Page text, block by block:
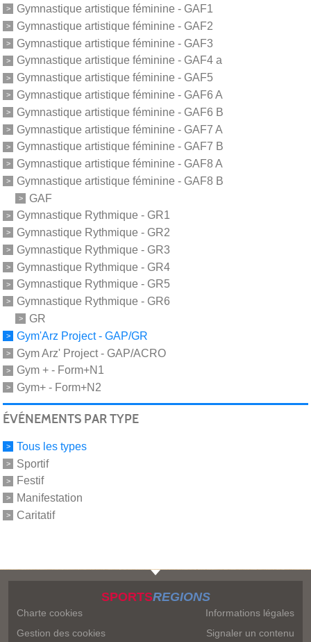
Gymnastique artistique féminine - GAF1
Gymnastique artistique féminine - GAF2
Gymnastique artistique féminine - GAF3
Gymnastique artistique féminine - GAF4 a
Gymnastique artistique féminine - GAF5
Gymnastique artistique féminine - GAF6 A
Gymnastique artistique féminine - GAF6 B
Gymnastique artistique féminine - GAF7 A
Gymnastique artistique féminine - GAF7 B
Gymnastique artistique féminine - GAF8 A
Gymnastique artistique féminine - GAF8 B
GAF
Gymnastique Rythmique - GR1
Gymnastique Rythmique - GR2
Gymnastique Rythmique - GR3
Gymnastique Rythmique - GR4
Gymnastique Rythmique - GR5
Gymnastique Rythmique - GR6
GR
Gym'Arz Project - GAP/GR
Gym Arz' Project - GAP/ACRO
Gym + - Form+N1
Gym+ - Form+N2
ÉVÉNEMENTS PAR TYPE
Tous les types
Sportif
Festif
Manifestation
Caritatif
SPORTSREGIONS
Charte cookies
Gestion des cookies
Informations légales
Signaler un contenu